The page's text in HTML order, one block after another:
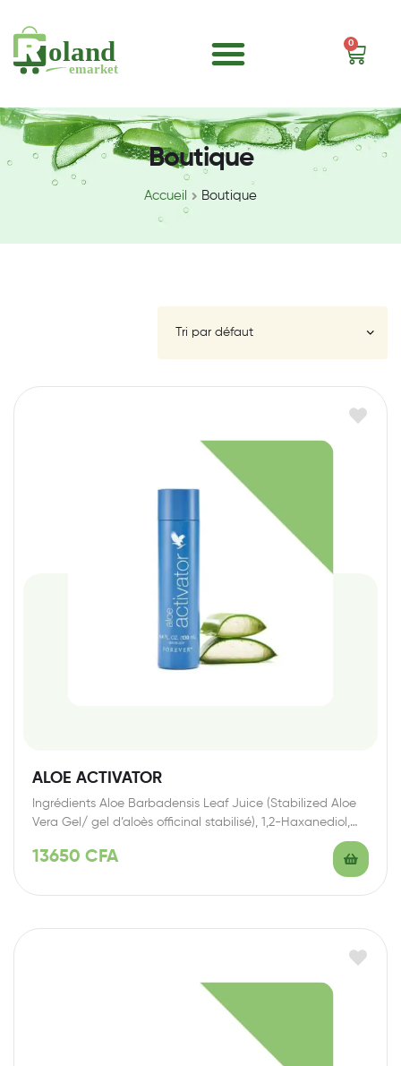
0
Boutique
Accueil Boutique
ALOE ACTIVATOR
Ingrédients Aloe Barbadensis Leaf Juice (Stabilized Aloe
Vera Gel/ gel d’aloès officinal stabilisé), 1,2-Haxanediol,
13650 CFA